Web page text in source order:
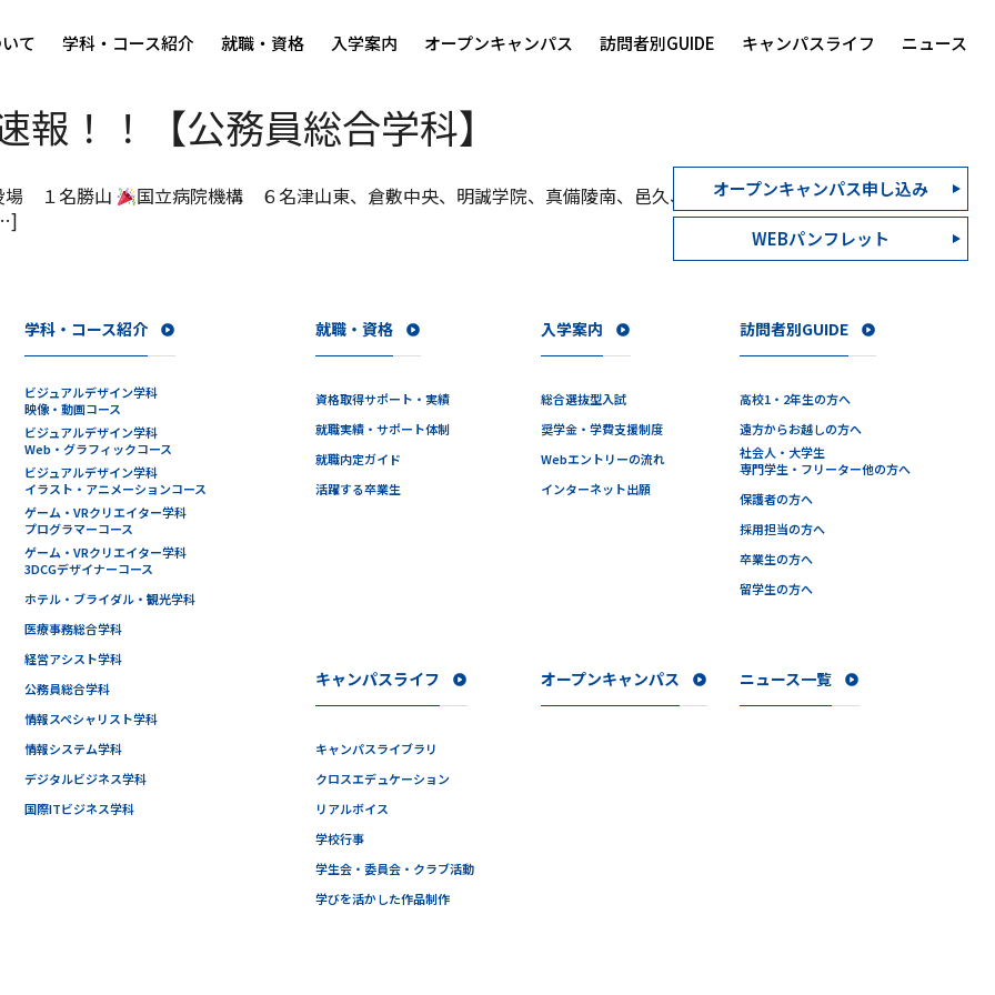
て 学科・コース紹介 就職・資格 入学案内 オープンキャンパス 訪問者別GUIDE キャンパスライフ ニュース
！！【公務員総合学科】
場 １名勝山 国立病院機構 ６名津山東、倉敷中央、明誠学院、真備陵南、邑久、鹿島朝日
自衛官候補生 ３名関
オープンキャンパス申し込み
WEBパンフレット
学科・コース紹介
ビジュアルデザイン学科
映像・動画コース
ビジュアルデザイン学科
Web・グラフィックコース
ビジュアルデザイン学科
イラスト・アニメーションコース
ゲーム・VRクリエイター学科
プログラマーコース
ゲーム・VRクリエイター学科
3DCGデザイナーコース
ホテル・ブライダル・観光学科
医療事務総合学科
経営アシスト学科
公務員総合学科
情報スペシャリスト学科
情報システム学科
デジタルビジネス学科
国際ITビジネス学科
就職・資格
資格取得サポート・実績
就職実績・サポート体制
就職内定ガイド
活躍する卒業生
入学案内
総合選抜型入試
奨学金・学費支援制度
Webエントリーの流れ
インターネット出願
訪問者別GUIDE
高校1・2年生の方へ
遠方からお越しの方へ
社会人・大学生
専門学生・フリーター他の方へ
保護者の方へ
採用担当の方へ
卒業生の方へ
留学生の方へ
キャンパスライフ
キャンパスライブラリ
クロスエデュケーション
リアルボイス
学校行事
学生会・委員会・クラブ活動
学びを活かした作品制作
オープンキャンパス ニュース一覧